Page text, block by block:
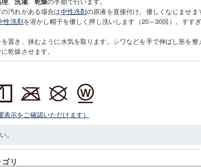
汚れがある場合は中性洗剤の原液を直接付け、優しくなじませま
性洗剤を溶かし帽子を優しく押し洗いします（20～30回）。すす
置き、挟むように水気を取ります。シワなどを手で伸ばし形を整
乾燥させます。
示をご確認いただけます）
。
リ